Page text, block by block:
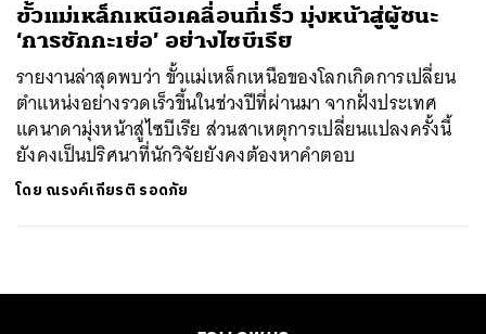
ขั้วแม่เหล็กเหนือเคลื่อนที่เร็ว มุ่งหน้าสู่ผู้ชนะ
‘การชักกะเย่อ’ อย่างไซบีเรีย
รายงานล่าสุดพบว่า ขั้วแม่เหล็กเหนือของโลกเกิดการเปลี่ยน
ตำแหน่งอย่างรวดเร็วขึ้นในช่วงปีที่ผ่านมา จากฝั่งประเทศ
แคนาดามุ่งหน้าสู่ไซบีเรีย ส่วนสาเหตุการเปลี่ยนแปลงครั้งนี้
ยังคงเป็นปริศนาที่นักวิจัยยังคงต้องหาคำตอบ
โดย ณรงค์เกียรติ รอดภัย